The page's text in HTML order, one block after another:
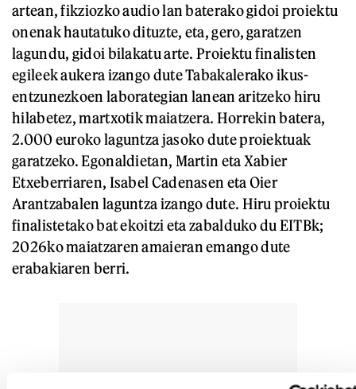
artean, fikziozko audio lan baterako gidoi proiektu
onenak hautatuko dituzte, eta, gero, garatzen
lagundu, gidoi bilakatu arte. Proiektu finalisten
egileek aukera izango dute Tabakalerako ikus-
entzunezkoen laborategian lanean aritzeko hiru
hilabetez, martxotik maiatzera. Horrekin batera,
2.000 euroko laguntza jasoko dute proiektuak
garatzeko. Egonaldietan, Martin eta Xabier
Etxeberriaren, Isabel Cadenasen eta Oier
Arantzabalen laguntza izango dute. Hiru proiektu
finalistetako bat ekoitzi eta zabalduko du EITBk;
2026ko maiatzaren amaieran emango dute
erabakiaren berri.